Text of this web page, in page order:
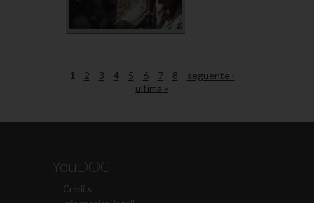
1 2 3 4 5 6 7 8
seguente ›
ultima »
YouDOC
Credits